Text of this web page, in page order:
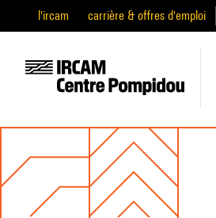
l'ircam carrière & offres d'emploi